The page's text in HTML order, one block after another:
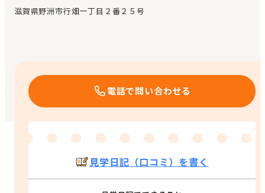
エンクルの特徴と活用方法
滋賀県野洲市行畑一丁目２番２５号
電話で問い合わせる
見学日記（口コミ）を書く